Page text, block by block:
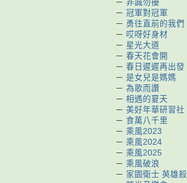
－ 非誠勿擾
－ 冠軍對冠軍
－ 勇往直前的我們
－ 哎呀好身材
－ 星光大道
－ 春天花會開
－ 春日遲遲再出發
－ 是女兒是媽媽
－ 為歌而讚
－ 相遇的夏天
－ 美好年華研習社
－ 食萬八千里
－ 乘風2023
－ 乘風2024
－ 乘風2025
－ 乘風破浪
－ 家園衛士 英雄殺